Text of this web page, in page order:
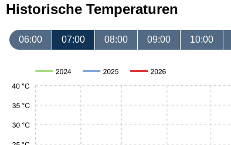
Historische Temperaturen
06:00 07:00 08:00 09:00 10:00